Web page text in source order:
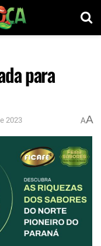
para
2023 AA